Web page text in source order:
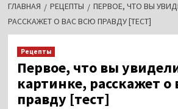
ГЛАВНАЯ РЕЦЕПТЫ
ПЕРВОЕ, ЧТО ВЫ
РАССКАЖЕТ О ВАС ВСЮ ПРАВДУ [ТЕСТ]
Рецепты
Первое, что вы
картинке, расскажет о
правду [тест]